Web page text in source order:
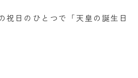
祝日のひとつで「天皇の誕生日